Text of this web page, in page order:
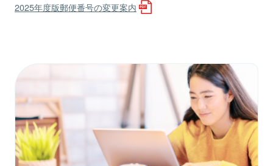
2025年度版郵便番号の変更案内